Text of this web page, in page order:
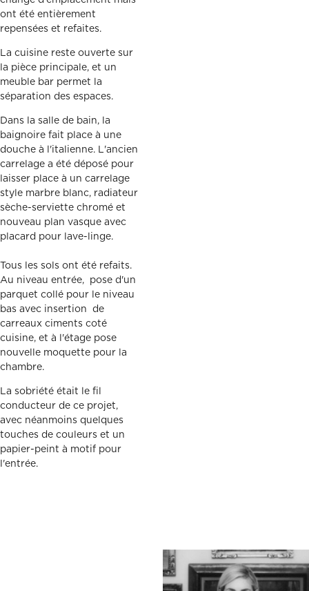
ont été entièrement
repensées et refaites.
La cuisine reste ouverte sur
la pièce principale, et un
meuble bar permet la
séparation des espaces.
Dans la salle de bain, la
baignoire fait place à une
douche à l'italienne. L'ancien
carrelage a été déposé pour
laisser place à un carrelage
style marbre blanc, radiateur
sèche-serviette chromé et
nouveau plan vasque avec
placard pour lave-linge.
Tous les sols ont été refaits.
Au niveau entrée, pose d'un
parquet collé pour le niveau
bas avec insertion de
carreaux ciments coté
cuisine, et à l'étage pose
nouvelle moquette pour la
chambre.
La sobriété était le fil
conducteur de ce projet,
avec néanmoins quelques
touches de couleurs et un
papier-peint à motif pour
l'entrée.